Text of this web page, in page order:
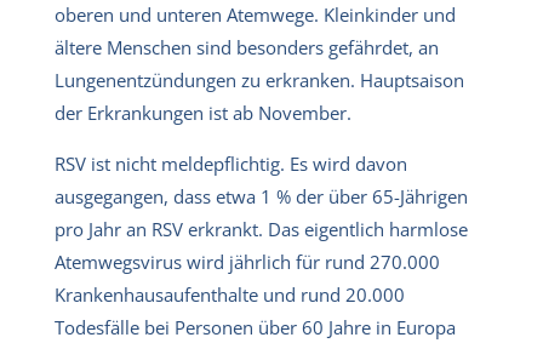
oberen und unteren Atemwege. Kleinkinder und
ältere Menschen sind besonders gefährdet, an
Lungenentzündungen zu erkranken. Hauptsaison
der Erkrankungen ist ab November.
RSV ist nicht meldepflichtig. Es wird davon
ausgegangen, dass etwa 1 % der über 65-Jährigen
pro Jahr an RSV erkrankt. Das eigentlich harmlose
Atemwegsvirus wird jährlich für rund 270.000
Krankenhausaufenthalte und rund 20.000
Todesfälle bei Personen über 60 Jahre in Europa